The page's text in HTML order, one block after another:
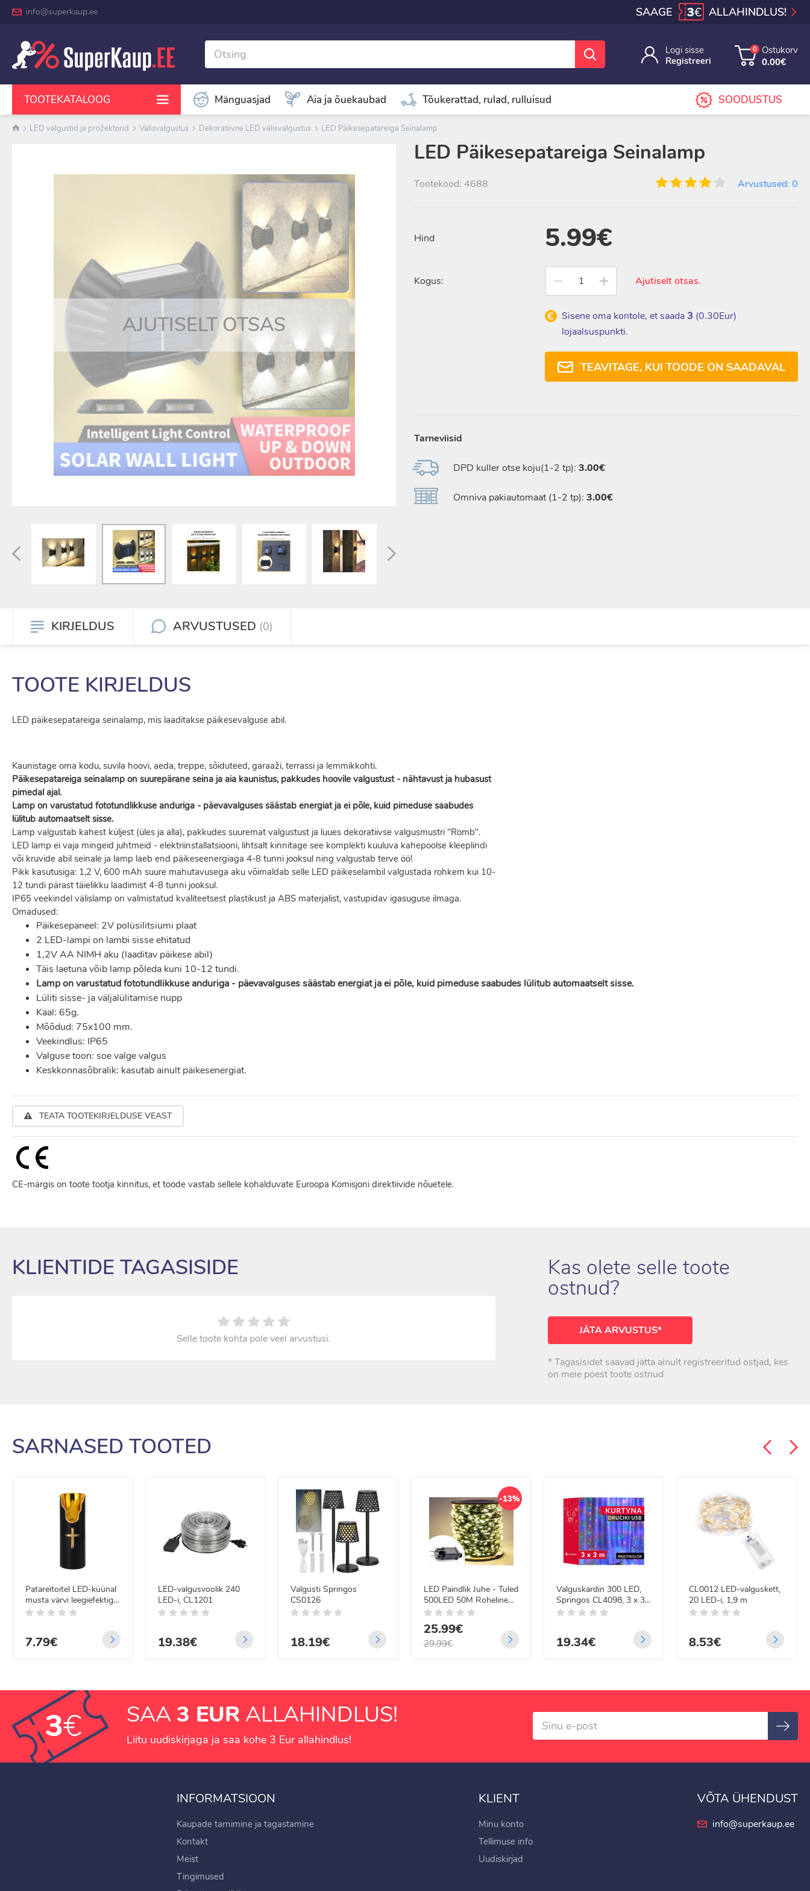
info@superkaup.ee SAAGE 3€ ALLAHINDLUS!
Logi sisse
Registreeri
0
Ostukorv
0.00€
TOOTEKATALOOG Mänguasjad Aia ja õuekaubad Tõukerattad, rulad, rulluisud SOODUSTUS
LED valgustid ja prožektorid Välisvalgustus Dekoratiivne LED välisvalgustus LED Päikesepatareiga Seinalamp
AJUTISELT OTSAS AJUTISELT OTSAS
LED Päikesepatareiga Seinalamp
Tootekood: 4688 Arvustused: 0
Hind 5.99€
Kogus: Ajutiselt otsas.
Sisene oma kontole, et saada 3 (0.30Eur)
lojaalsuspunkti.
TEAVITAGE, KUI TOODE ON SAADAVAL
Tarneviisid
DPD kuller otse koju(1-2 tp): 3.00€
Omniva pakiautomaat (1-2 tp): 3.00€
KIRJELDUS ARVUSTUSED (0)
TOOTE KIRJELDUS
LED päikesepatareiga seinalamp, mis laaditakse päikesevalguse abil.
Kaunistage oma kodu, suvila hoovi, aeda, treppe, sõiduteed, garaaži, terrassi ja lemmikkohti.
Päikesepatareiga seinalamp on suurepärane seina ja aia kaunistus, pakkudes hoovile valgustust - nähtavust ja hubasust
pimedal ajal.
Lamp on varustatud fototundlikkuse anduriga - päevavalguses säästab energiat ja ei põle, kuid pimeduse saabudes
lülitub automaatselt sisse.
Lamp valgustab kahest küljest (üles ja alla), pakkudes suuremat valgustust ja luues dekoratiivse valgusmustri "Romb".
LED lamp ei vaja mingeid juhtmeid - elektriinstallatsiooni, lihtsalt kinnitage see komplekti kuuluva kahepoolse kleeplindi
või kruvide abil seinale ja lamp laeb end päikeseenergiaga 4-8 tunni jooksul ning valgustab terve öö!
Pikk kasutusiga: 1,2 V, 600 mAh suure mahutavusega aku võimaldab selle LED päikeselambil valgustada rohkem kui 10-
12 tundi pärast täielikku laadimist 4-8 tunni jooksul.
IP65 veekindel välislamp on valmistatud kvaliteetsest plastikust ja ABS materjalist, vastupidav igasuguse ilmaga.
Omadused:
Päikesepaneel: 2V polüsilitsiumi plaat
2 LED-lampi on lambi sisse ehitatud
1,2V AA NIMH aku (laaditav päikese abil)
Täis laetuna võib lamp põleda kuni 10-12 tundi.
Lamp on varustatud fototundlikkuse anduriga - päevavalguses säästab energiat ja ei põle, kuid pimeduse saabudes lülitub automaatselt sisse.
Lüliti sisse- ja väljalülitamise nupp
Kaal: 65g.
Mõõdud: 75x100 mm.
Veekindlus: IP65
Valguse toon: soe valge valgus
Keskkonnasõbralik: kasutab ainult päikesenergiat.
TEATA TOOTEKIRJELDUSE VEAST
CE-märgis on toote tootja kinnitus, et toode vastab sellele kohalduvate Euroopa Komisjoni direktiivide nõuetele.
KLIENTIDE TAGASISIDE
Selle toote kohta pole veel arvustusi.
Kas olete selle toote
ostnud?
JÄTA ARVUSTUS*
* Tagasisidet saavad jätta ainult registreeritud ostjad, kes
on meie poest toote ostnud
SARNASED TOOTED
Patareitoitel LED-küünal
musta värvi leegiefektiga
hauaküünlale, 15cm
7.79€
LED-valgusvoolik 240
LED-i, CL1201
19.38€
Valgusti Springos
CS0126
18.19€
-13%
LED Paindlik Juhe - Tuled
500LED 50M Roheline
Juhe
25.99€
29.99€
Valguskardin 300 LED,
Springos CL4098, 3 x 3
m
19.34€
CL0012 LED-valguskett,
20 LED-i, 1,9 m
8.53€
3€ SAA 3 EUR ALLAHINDLUS!
Liitu uudiskirjaga ja saa kohe 3 Eur allahindlus!
INFORMATSIOON
Kaupade tarnimine ja tagastamine
Kontakt
Meist
Tingimused
KLIENT
Minu konto
Tellimuse info
Uudiskirjad
VÕTA ÜHENDUST
info@superkaup.ee